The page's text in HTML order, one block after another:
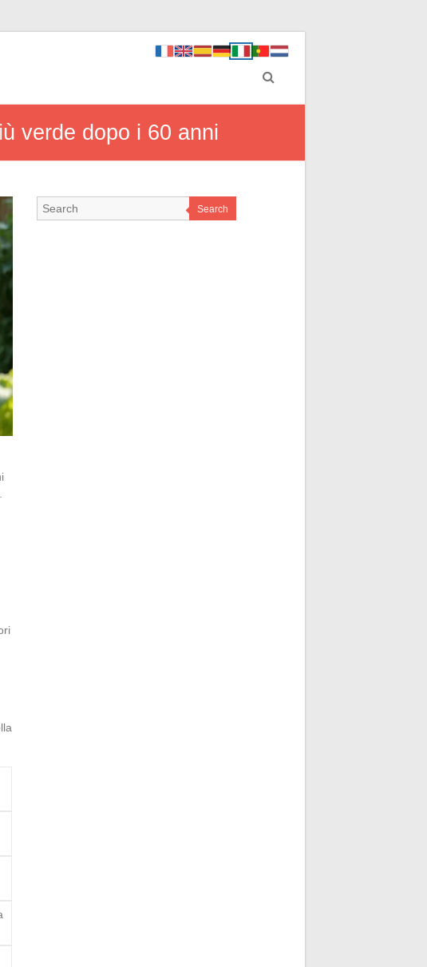
verde dopo i 60 anni
Search